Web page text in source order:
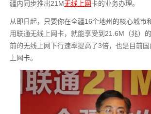
疆内同步推出21M无线上网卡的业务办理。
从即日起，只要你在全疆16个地州的核心城市
用联通无线上网卡，就能享受到21.6M（兆）
前的无线上网下行速率提高了3倍，也是目前
上网卡。